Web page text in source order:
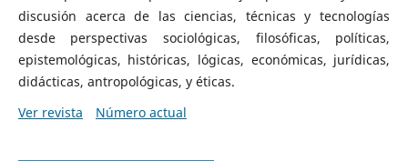
discusión acerca de las ciencias, técnicas y tecnologías
desde perspectivas sociológicas, filosóficas, políticas,
epistemológicas, históricas, lógicas, económicas, jurídicas,
didácticas, antropológicas, y éticas.
Ver revista
Número actual